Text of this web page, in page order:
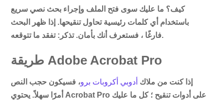
كيف؟ ما عليك سوى فتح الملف وإجراء بحث نصي سريع
باستخدام أي كلمات رئيسية تحاول تنقيحها. إذا ظهر البحث
فارغًا ، فستعرف أنك بأمان. تذكر: تفقد ما تتوقعه.
طريقة Adobe Acrobat Pro
إذا كنت من ملاك أدوبي أكروبات برو، فسيكون حجب النص
أمرًا سهلاً. يحتوي Acrobat Pro على أدوات تنقيح ؛ كل ما عليك